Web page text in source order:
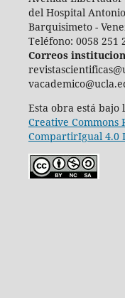
del Hospital
Barquisimeto -
Teléfono: 0058 251
Correos
Esta obra está bajo
Creative Commons
CompartirIgual 4.0